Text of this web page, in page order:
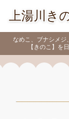
上湯川き
なめこ、ブナシメ
【きのこ】を